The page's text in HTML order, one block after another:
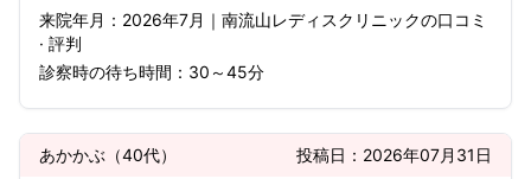
来院年月： 2026年7月 ｜ 南流山レディスクリニックの口コミ
· 評判
診察時の待ち時間： 30～45分
あかかぶ （40代） 投稿日： 2026年07月31日